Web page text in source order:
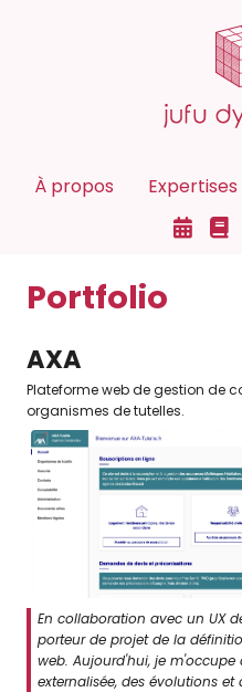
À propos Expertises
Portfolio
AXA
Plateforme web de gestion de
organismes de tutelles.
En collaboration avec un UX
porteur de projet de la
web. Aujourd'hui, je
externalisée, des évolutions